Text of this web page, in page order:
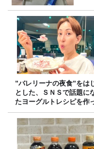
”バレリーナの夜食”をは
とした、ＳＮＳで話題に
たヨーグルトレシピを作
みた！